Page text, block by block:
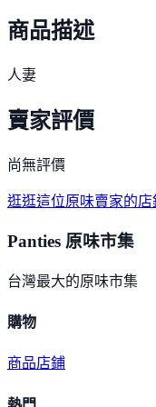
商品描述
人妻
賣家評價
尚無評價
逛逛這位原味賣家的店
Panties 原味市集
台灣最大的原味市集
購物
商品店鋪